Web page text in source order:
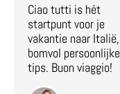
Ciao tutti is hét
startpunt voor je
vakantie naar Italië,
bomvol persoonlijke
tips. Buon viaggio!